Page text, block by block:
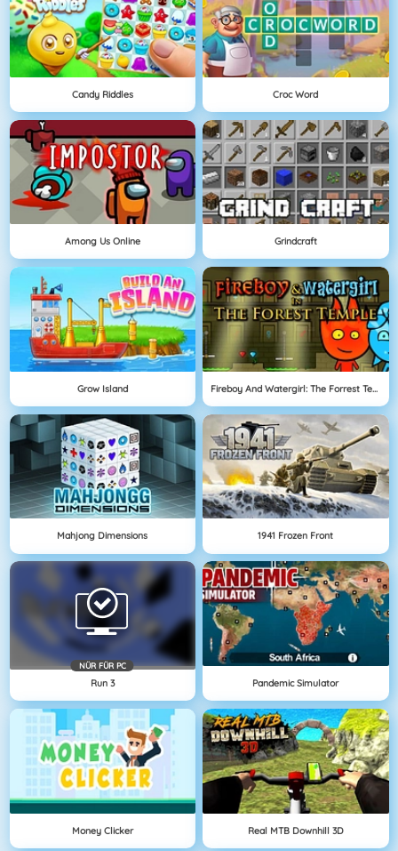
Candy Riddles Croc Word
Among Us Online Grindcraft
Grow Island Fireboy And Watergirl: The Forrest Temple
Mahjong Dimensions 1941 Frozen Front
NÜR FÜR PC
Run 3 Pandemic Simulator
Money Clicker Real MTB Downhill 3D